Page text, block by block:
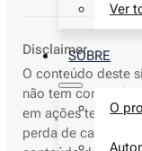
Ver
SOBRE
O
Disclaimer
O conteúdo deste
não tem como
em ações tem
perda de capital.